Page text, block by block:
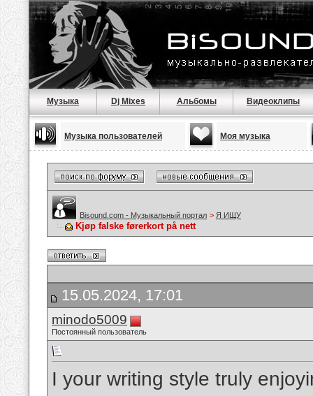
Музыка Dj Mixes Альбомы Видеоклипы
Музыка пользователей Моя музыка
Bisound.com - Музыкальный портал > Я ИЩУ
Kjøp falske førerkort på nett
15.05.2024, 17:01
minodo5009
Постоянный пользователь
I your writing style truly